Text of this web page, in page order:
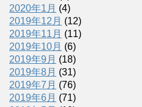
2020年1月 (4)
2019年12月 (12)
2019年11月 (11)
2019年10月 (6)
2019年9月 (18)
2019年8月 (31)
2019年7月 (76)
2019年6月 (71)